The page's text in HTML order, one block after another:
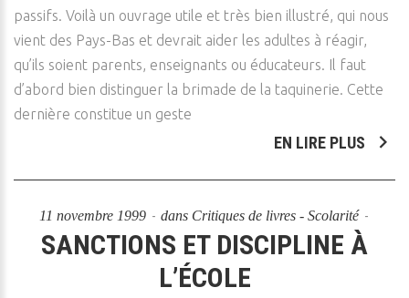
passifs. Voilà un ouvrage utile et très bien illustré, qui nous
vient des Pays-Bas et devrait aider les adultes à réagir,
qu’ils soient parents, enseignants ou éducateurs. Il faut
d’abord bien distinguer la brimade de la taquinerie. Cette
dernière constitue un geste
EN LIRE PLUS
11 novembre 1999 dans Critiques de livres - Scolarité
SANCTIONS ET DISCIPLINE À
L’ÉCOLE